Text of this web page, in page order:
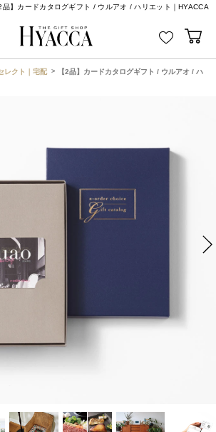
2品】カードカタログギフト / ウルアオ / ハリエット｜HYACCA
レクト｜宅配
【2品】カードカタログギフト / ウルアオ / ハ